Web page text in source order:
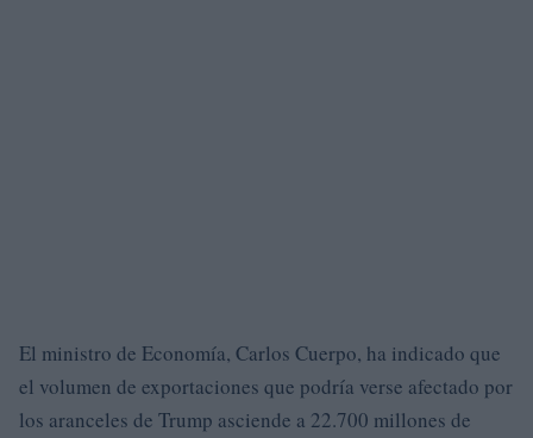
El ministro de Economía, Carlos Cuerpo, ha indicado que
el volumen de exportaciones que podría verse afectado por
los aranceles de Trump asciende a 22.700 millones de